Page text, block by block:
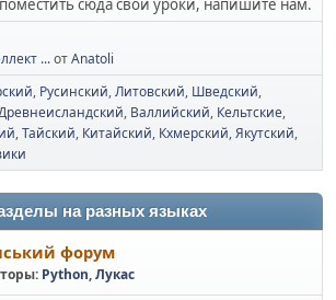
сюда свои уроки, напишите нам.
...отAnatoli
Русинский Литовский Шведский
Валлийский Кельтские
Тайский Китайский Кхмерский Якутский
на разных языках
форум
Python,Лукас